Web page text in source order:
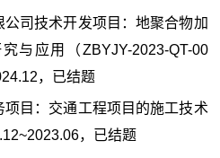
司技术开发项目：地聚合物加
与应用（ZBYJY-2023-QT-00
，已结题
目：交通工程项目的施工技术
，已结题